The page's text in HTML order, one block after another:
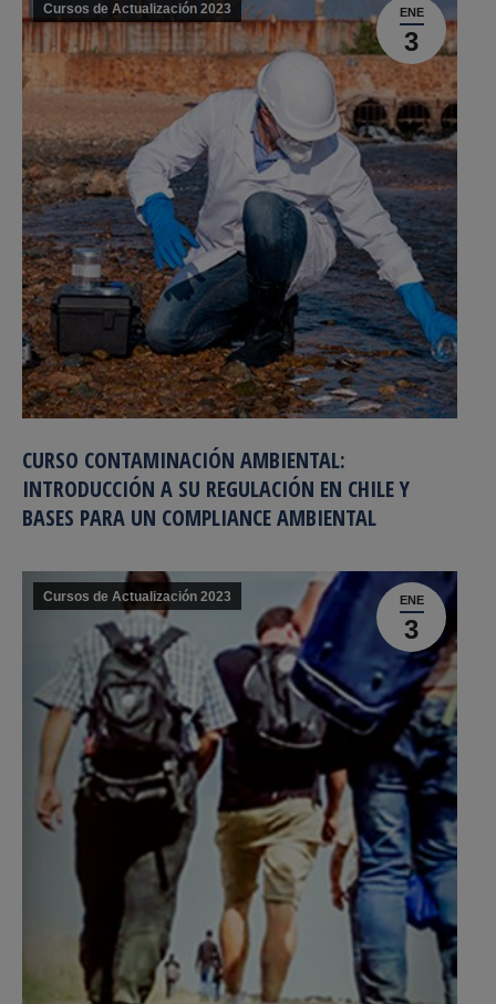
ENE
3
Cursos de Actualización 2023
CURSO CONTAMINACIÓN AMBIENTAL:
INTRODUCCIÓN A SU REGULACIÓN EN CHILE Y
BASES PARA UN COMPLIANCE AMBIENTAL
ENE
3
Cursos de Actualización 2023